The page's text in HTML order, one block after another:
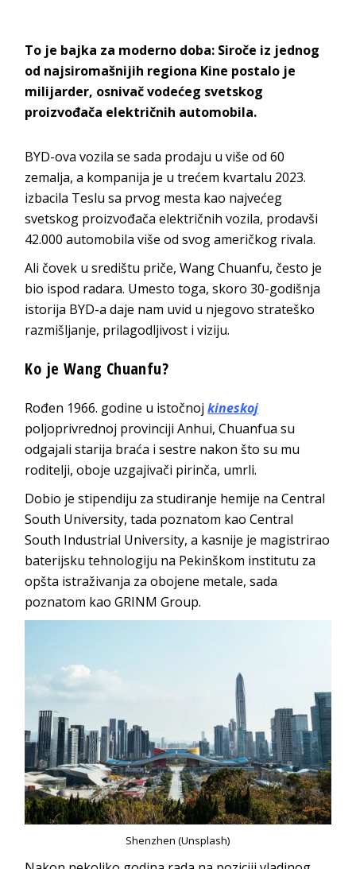
To je bajka za moderno doba: Siroče iz jednog
od najsiromašnijih regiona Kine postalo je
milijarder, osnivač vodećeg svetskog
proizvođača električnih automobila.
BYD-ova vozila se sada prodaju u više od 60
zemalja, a kompanija je u trećem kvartalu 2023.
izbacila Teslu sa prvog mesta kao najvećeg
svetskog proizvođača električnih vozila, prodavši
42.000 automobila više od svog američkog rivala.
Ali čovek u središtu priče, Wang Chuanfu, često je
bio ispod radara. Umesto toga, skoro 30-godišnja
istorija BYD-a daje nam uvid u njegovo strateško
razmišljanje, prilagodljivost i viziju.
Ko je Wang Chuanfu?
Rođen 1966. godine u istočnojkineskoj
poljoprivrednoj provinciji Anhui, Chuanfua su
odgajali starija braća i sestre nakon što su mu
roditelji, oboje uzgajivači pirinča, umrli.
Dobio je stipendiju za studiranje hemije na Central
South University, tada poznatom kao Central
South Industrial University, a kasnije je magistrirao
baterijsku tehnologiju na Pekinškom institutu za
opšta istraživanja za obojene metale, sada
poznatom kao GRINM Group.
Shenzhen (Unsplash)